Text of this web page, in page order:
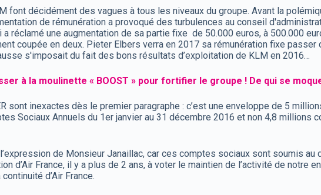
font décidément des vagues à tous les niveaux du groupe. Avant la
de rémunération a provoqué des turbulences au conseil
réclamé une augmentation de sa partie fixe de 50.000 euros, à 500.000
coupée en deux. Pieter Elbers verra en 2017 sa rémunération fixe passer
s'imposait du fait des bons résultats d’exploitation de KLM en 2016…
à la moulinette « BOOST » pour fortifier le groupe ! De qui se
sont inexactes dès le premier paragraphe : c’est une enveloppe de 5
Sociaux Annuels du 1er janvier au 31 décembre 2016 et non 4,8 millions
de Monsieur Janaillac, car ces comptes sociaux sont soumis au
d’Air France, il y a plus de 2 ans, à voter le maintien de l’activité de notre
d’Air France.